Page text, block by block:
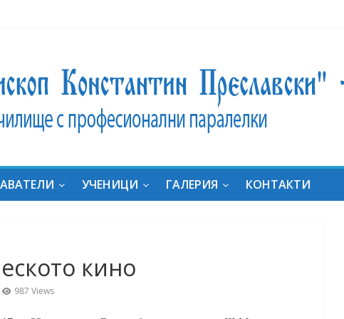
на
с
in
УЧЕНИЦИ ГАЛЕРИЯ КОНТАКТИ
кино
987 Views